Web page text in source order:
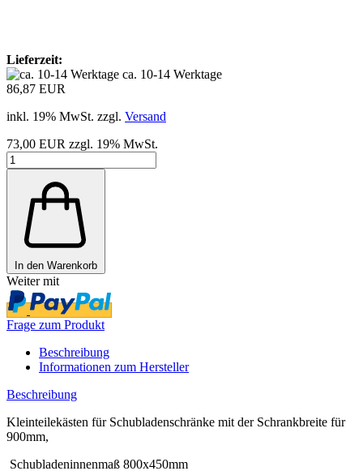
Lieferzeit:
ca. 10-14 Werktage
86,87 EUR
inkl. 19% MwSt. zzgl. Versand
73,00 EUR zzgl. 19% MwSt.
In den Warenkorb
Weiter mit
Frage zum Produkt
Beschreibung
Informationen zum Hersteller
Beschreibung
Kleinteilekästen für Schubladenschränke mit der Schrankbreite für
900mm,
Schubladeninnenmaß 800x450mm